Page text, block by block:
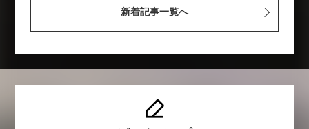
新着記事一覧へ